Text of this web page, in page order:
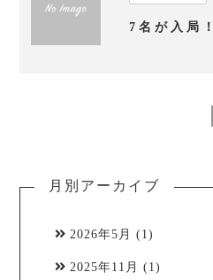
7名が入局！
月別アーカイブ
2026年5月 (1)
2025年11月 (1)